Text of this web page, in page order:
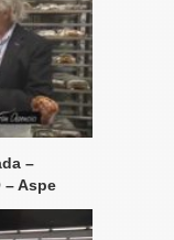
–
– Aspe